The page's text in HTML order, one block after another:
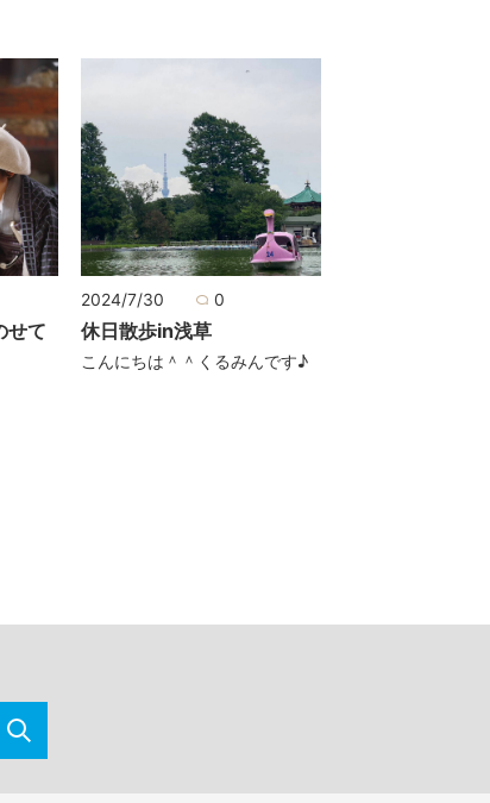
せて
2024/7/30 0
休日散歩in浅草
こんにちは＾＾くるみんです♪